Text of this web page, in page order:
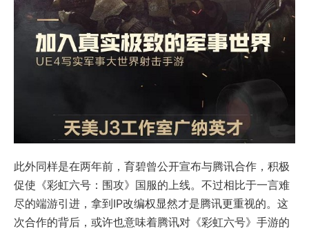
此外同样是在两年前，育碧曾公开宣布与腾讯合作，积极
促使《彩虹六号：围攻》国服的上线。不过相比于一言难
尽的端游引进，拿到IP改编权显然才是腾讯更重视的。这
次合作的背后，或许也意味着腾讯对《彩虹六号》手游的